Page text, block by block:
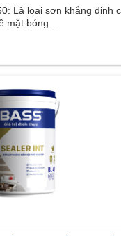
Là loại sơn khẳng định
mặt bóng ...